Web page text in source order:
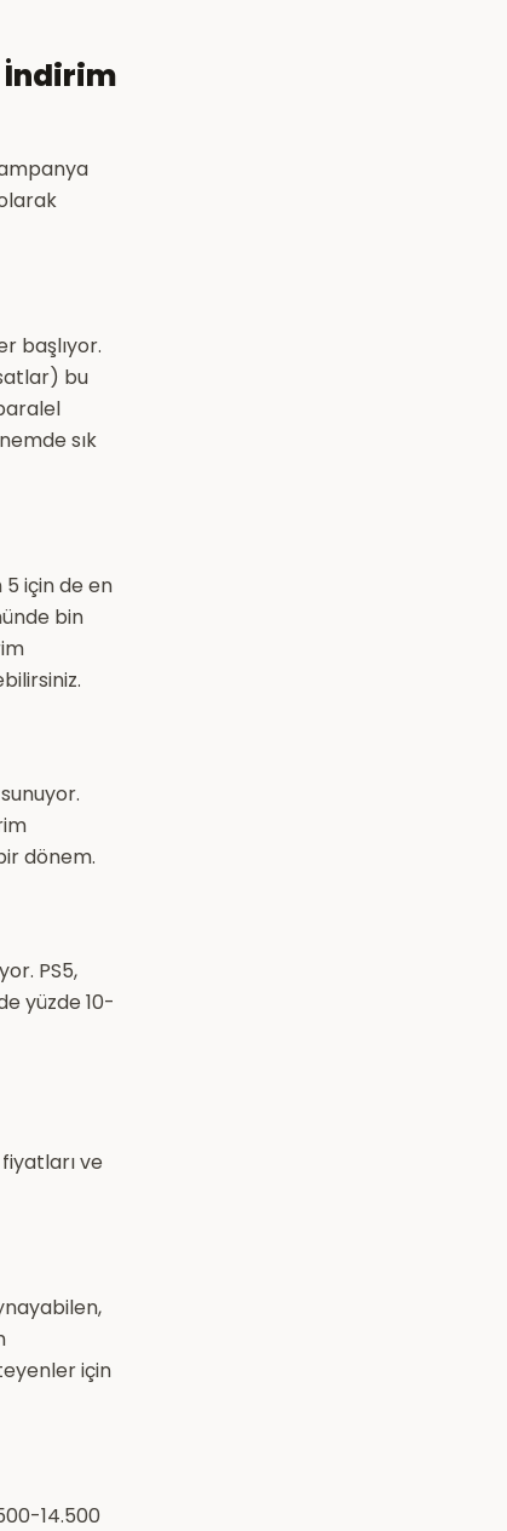
İndirim
başlıyor.
bu
sık
5 için de en
bin
dönem.
PS5,
yüzde 10-
ve
için
14.500